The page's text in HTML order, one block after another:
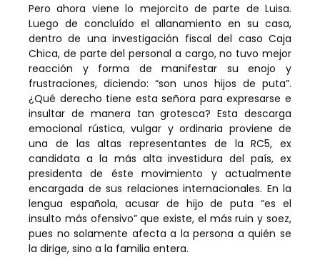
Pero ahora viene lo mejorcito de parte de Luisa.
Luego de concluído el allanamiento en su casa,
dentro de una investigación fiscal del caso Caja
Chica, de parte del personal a cargo, no tuvo mejor
reacción y forma de manifestar su enojo y
frustraciones, diciendo: “son unos hijos de puta”.
¿Qué derecho tiene esta señora para expresarse e
insultar de manera tan grotesca? Esta descarga
emocional rústica, vulgar y ordinaria proviene de
una de las altas representantes de la RC5, ex
candidata a la más alta investidura del país, ex
presidenta de éste movimiento y actualmente
encargada de sus relaciones internacionales. En la
lengua española, acusar de hijo de puta “es el
insulto más ofensivo” que existe, el más ruin y soez,
pues no solamente afecta a la persona a quién se
la dirige, sino a la familia entera.